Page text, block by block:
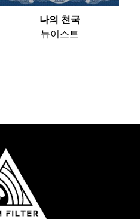
나의 천국
뉴이스트